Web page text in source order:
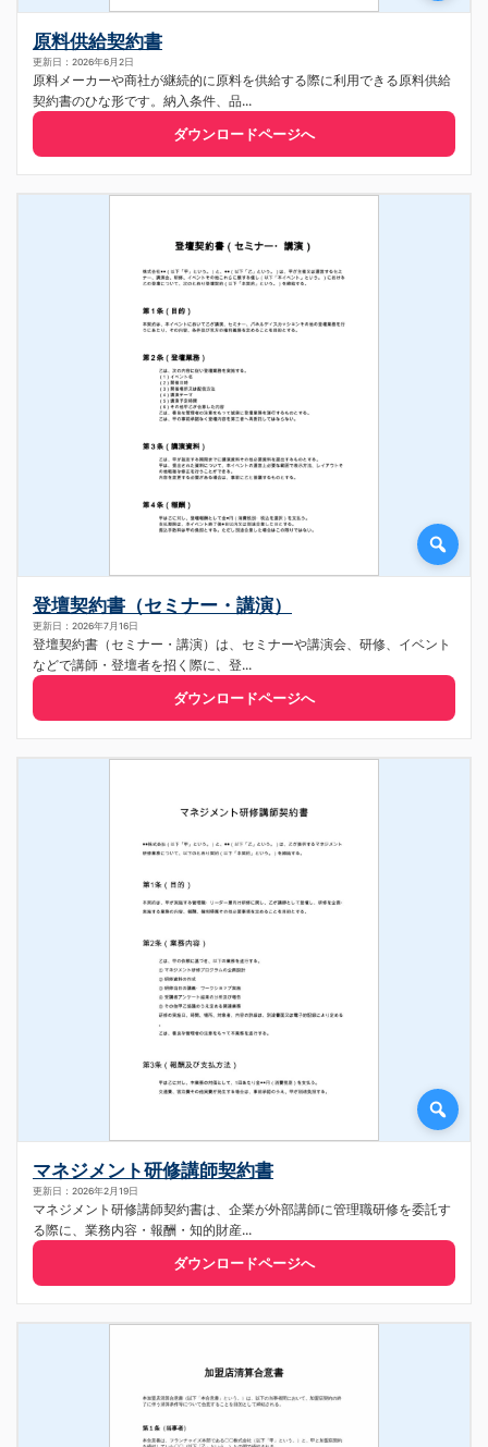
原料供給契約書
更新日：2026年6月2日
原料メーカーや商社が継続的に原料を供給する際に利用できる原料供給
契約書のひな形です。納入条件、品...
ダウンロードページへ
登壇契約書（セミナー・講演）
更新日：2026年7月16日
登壇契約書（セミナー・講演）は、セミナーや講演会、研修、イベント
などで講師・登壇者を招く際に、登...
ダウンロードページへ
マネジメント研修講師契約書
更新日：2026年2月19日
マネジメント研修講師契約書は、企業が外部講師に管理職研修を委託す
る際に、業務内容・報酬・知的財産...
ダウンロードページへ